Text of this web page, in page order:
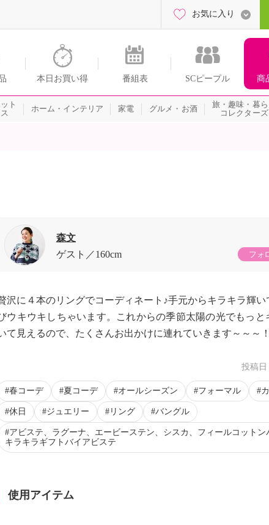
グのショップチャンネル
本日お買い得 番組表 SCピープル 商
お気に入り
ト
ホーム・インテリア 家電 グルメ・お酒
旅・趣味・暮ら
コレクターズ
森文
ゲスト
160cm フォ
沢に４本のリングでコーディネート♪手元からキラキラ輝い
ウキウキしちゃいます。これからの季節太陽の光でもっと
て見えるので、たくさんお出かけに連れていきます～～～！
投稿日
春コーデ 夏コーデ オールシーズン フォーマル
休日 ジュエリー リング バングル
アビステ、ラグーナ、エービーステン、シスカ、フィールコットン
キラキラギフトバイアビステ
使用アイテム